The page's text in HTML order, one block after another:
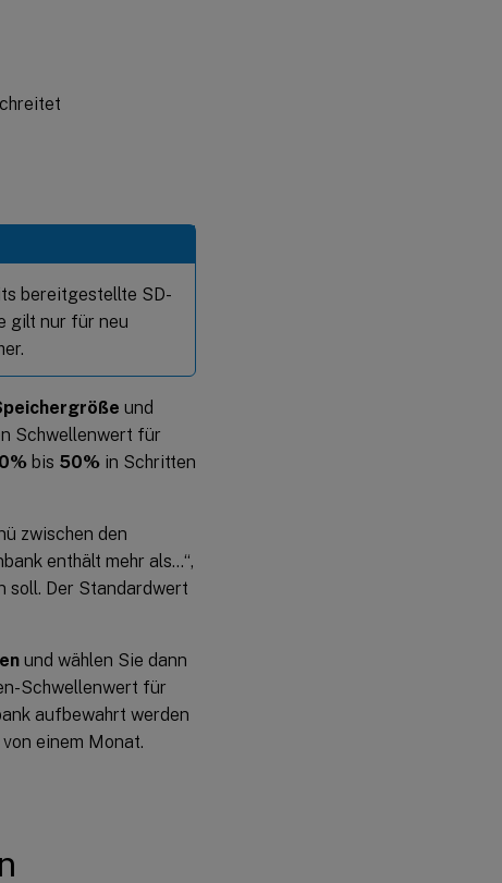
bereitgestellte SD-
gilt nur für neu
und
Schwellenwert für
bis 50% in Schritten
zwischen den
enthält mehr als…“,
soll. Der Standardwert
und wählen Sie dann
Schwellenwert für
aufbewahrt werden
einem Monat.